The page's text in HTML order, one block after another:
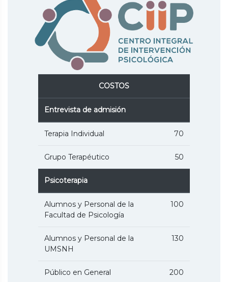
COSTOS
Entrevista de admisión
Terapia Individual 70
Grupo Terapéutico 50
Psicoterapia
Alumnos y Personal de la
Facultad de Psicología
100
Alumnos y Personal de la
UMSNH
130
Público en General 200